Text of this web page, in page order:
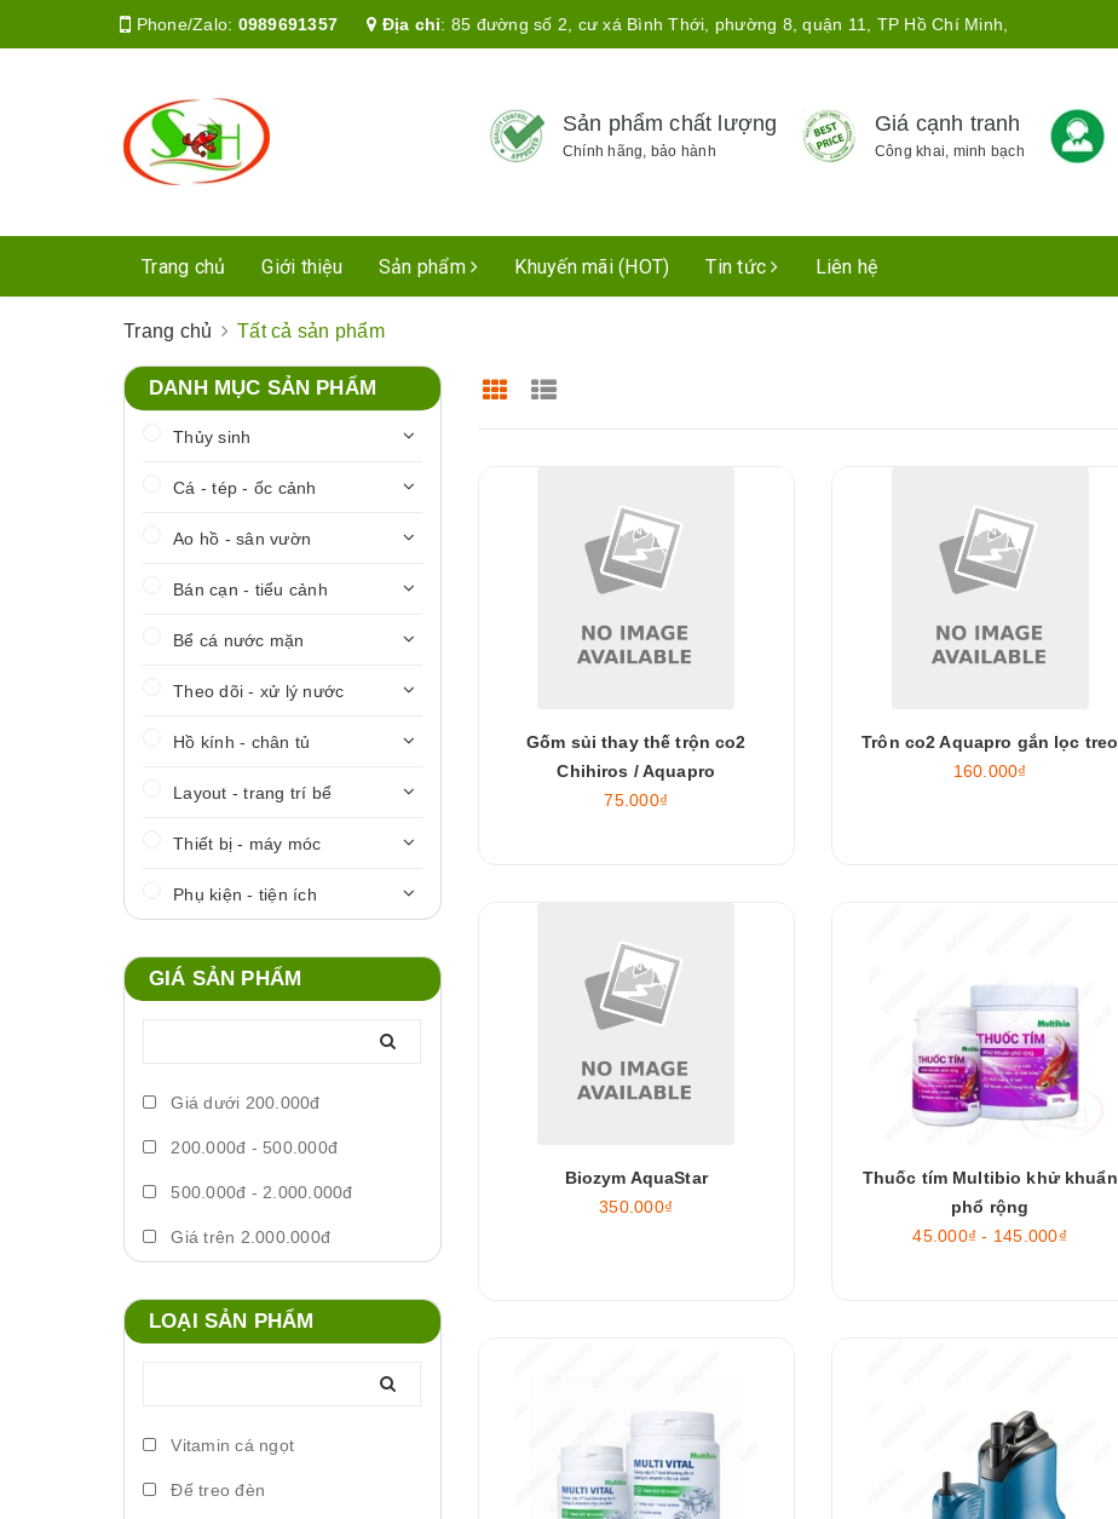
Phone/Zalo: 0989691357 Địa chỉ: 85 đường số 2, cư xá Bình Thới, phường 8, quận 11, TP Hồ Chí Minh,
Sản phẩm chất lượng
Chính hãng, bảo hành
Giá cạnh tranh
Công khai, minh bạch
Trang chủ Giới thiệu Sản phẩm Khuyến mãi (HOT) Tin tức Liên hệ
Trang chủ Tất cả sản phẩm
Gốm sủi thay thế trộn co2
Chihiros / Aquapro
75.000₫
Trôn co2 Aquapro gắn lọc treo
160.000₫
Biozym AquaStar
350.000₫
Thuốc tím Multibio khử khuẩn
phổ rộng
45.000₫ - 145.000₫
DANH MỤC SẢN PHẨM
Thủy sinh
Cá - tép - ốc cảnh
Ao hồ - sân vườn
Bán cạn - tiểu cảnh
Bể cá nước mặn
Theo dõi - xử lý nước
Hồ kính - chân tủ
Layout - trang trí bể
Thiết bị - máy móc
Phụ kiện - tiện ích
GIÁ SẢN PHẨM
Giá dưới 200.000đ
200.000đ - 500.000đ
500.000đ - 2.000.000đ
Giá trên 2.000.000đ
LOẠI SẢN PHẨM
Vitamin cá ngọt
Đế treo đèn